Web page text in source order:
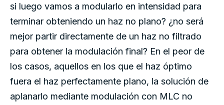
si luego vamos a modularlo en intensidad para
terminar obteniendo un haz no plano? ¿no será
mejor partir directamente de un haz no filtrado
para obtener la modulación final? En el peor de
los casos, aquellos en los que el haz óptimo
fuera el haz perfectamente plano, la solución de
aplanarlo mediante modulación con MLC no